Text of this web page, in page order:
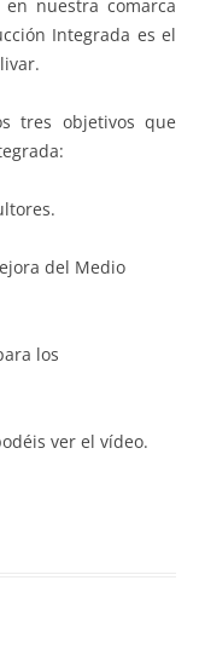
nuestra comarca
Integrada es el
objetivos que
del Medio
los
ver el vídeo.